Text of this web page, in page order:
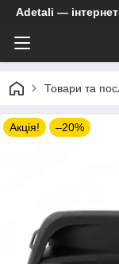
Adetali —
Товари та
Акція! –20%